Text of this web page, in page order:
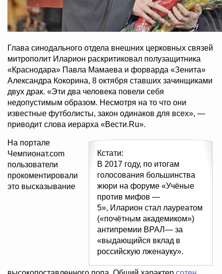
Глава синодального отдела внешних церковных связей
митрополит Иларион раскритиковал полузащитника
«Краснодара» Павла Мамаева и форварда «Зенита»
Александра Кокорина, 8 октября ставших зачинщиками
двух драк. «Эти два человека повели себя
недопустимым образом. Несмотря на то что они
известные футболисты, закон одинаков для всех», —
приводит слова иерарха «Вести.Ru».
Кстати:
В 2017 году, по итогам
голосования большинства
жюри на форуме «Учёные
против мифов —
5», Иларион стал лауреатом
(«почётным академиком»)
антипремии ВРАЛ— за
«выдающийся вклад в
российскую лженауку».
На портале
Чемпионат.com
пользователи
прокоментировали
это высказывание